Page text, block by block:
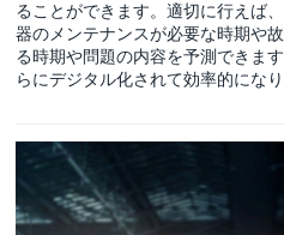
ることができます。適切に行えば
器のメンテナンスが必要な時期や
る時期や問題の内容を予測できま
らにデジタル化されて効率的になり